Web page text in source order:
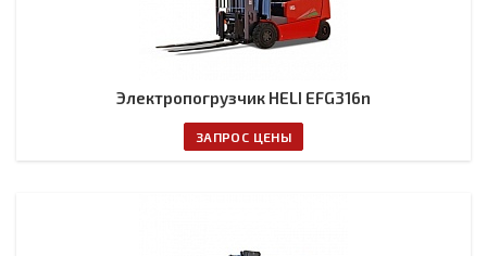
Электропогрузчик HELI EFG316n
ЗАПРОС ЦЕНЫ